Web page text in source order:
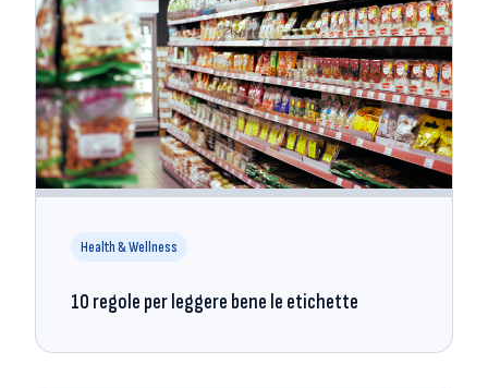
Health & Wellness
10 regole per leggere bene le etichette